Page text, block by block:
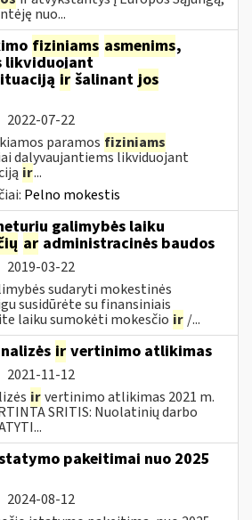
nuo...
fiziniams asmenims,
likviduojant
ir šalinant jos
2022-07-22
paramos fiziniams
dalyvaujantiems likviduojant
ir...
Pelno mokestis
galimybės laiku
ar administracinės baudos
2019-03-22
sudaryti mokestinės
susidūrėte su finansiniais
laiku sumokėti mokesčio ir /...
ir vertinimo atlikimas
2021-11-12
irvertinimo atlikimas 2021 m.
SRITIS: Nuolatinių darbo
pakeitimai nuo 2025
2024-08-12